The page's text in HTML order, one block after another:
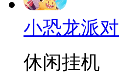
小恐龙派对
休闲挂机